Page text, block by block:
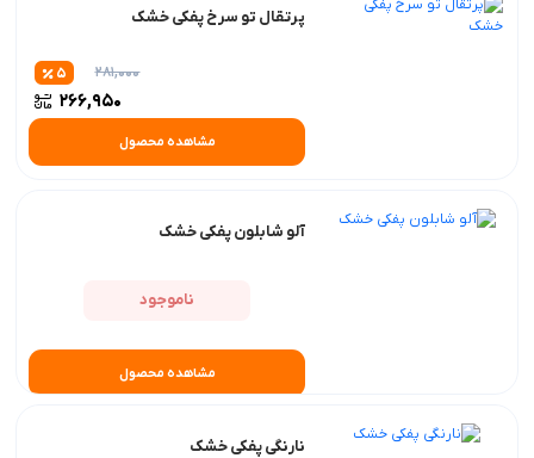
پرتقال تو سرخ پفکی خشک
281,000
266,950
5
مشاهده محصول
آلو شابلون پفکی خشک
ناموجود
مشاهده محصول
نارنگی پفکی خشک